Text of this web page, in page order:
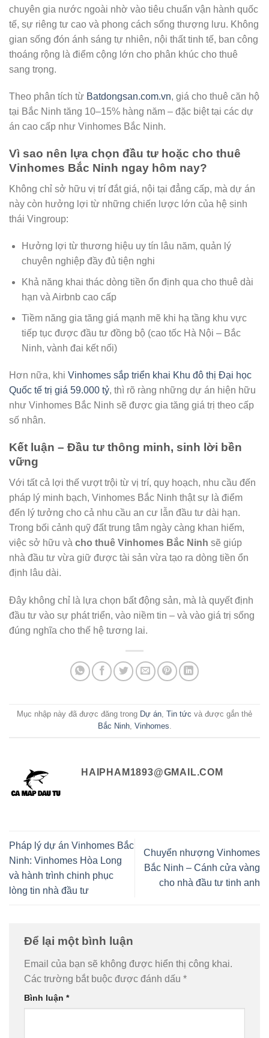
chuyên gia nước ngoài nhờ vào tiêu chuẩn vận hành quốc
tế, sự riêng tư cao và phong cách sống thượng lưu. Không
gian sống đón ánh sáng tự nhiên, nội thất tinh tế, ban công
thoáng rộng là điểm cộng lớn cho phân khúc cho thuê
sang trọng.
Theo phân tích từ Batdongsan.com.vn, giá cho thuê căn hộ
tại Bắc Ninh tăng 10–15% hàng năm – đặc biệt tại các dự
án cao cấp như Vinhomes Bắc Ninh.
Vì sao nên lựa chọn đầu tư hoặc cho thuê
Vinhomes Bắc Ninh ngay hôm nay?
Không chỉ sở hữu vị trí đắt giá, nội tại đẳng cấp, mà dự án
này còn hưởng lợi từ những chiến lược lớn của hệ sinh
thái Vingroup:
Hưởng lợi từ thương hiệu uy tín lâu năm, quản lý
chuyên nghiệp đầy đủ tiện nghi
Khả năng khai thác dòng tiền ổn định qua cho thuê dài
hạn và Airbnb cao cấp
Tiềm năng gia tăng giá mạnh mẽ khi hạ tầng khu vực
tiếp tục được đầu tư đồng bộ (cao tốc Hà Nội – Bắc
Ninh, vành đai kết nối)
Hơn nữa, khi Vinhomes sắp triển khai Khu đô thị Đại học
Quốc tế trị giá 59.000 tỷ, thì rõ ràng những dự án hiện hữu
như Vinhomes Bắc Ninh sẽ được gia tăng giá trị theo cấp
số nhân.
Kết luận – Đầu tư thông minh, sinh lời bền
vững
Với tất cả lợi thế vượt trội từ vị trí, quy hoạch, nhu cầu đến
pháp lý minh bạch, Vinhomes Bắc Ninh thật sự là điểm
đến lý tưởng cho cả nhu cầu an cư lẫn đầu tư dài hạn.
Trong bối cảnh quỹ đất trung tâm ngày càng khan hiếm,
việc sở hữu và cho thuê Vinhomes Bắc Ninh sẽ giúp
nhà đầu tư vừa giữ được tài sản vừa tạo ra dòng tiền ổn
định lâu dài.
Đây không chỉ là lựa chọn bất động sản, mà là quyết định
đầu tư vào sự phát triển, vào niềm tin – và vào giá trị sống
đúng nghĩa cho thế hệ tương lai.
Mục nhập này đã được đăng trong Dự án, Tin tức và được gắn thẻ
Bắc Ninh, Vinhomes.
HAIPHAM1893@GMAIL.COM
Pháp lý dự án Vinhomes Bắc
Ninh: Vinhomes Hòa Long
và hành trình chinh phục
lòng tin nhà đầu tư
Chuyển nhượng Vinhomes
Bắc Ninh – Cánh cửa vàng
cho nhà đầu tư tinh anh
Để lại một bình luận
Email của bạn sẽ không được hiển thị công khai.
Các trường bắt buộc được đánh dấu *
Bình luận *